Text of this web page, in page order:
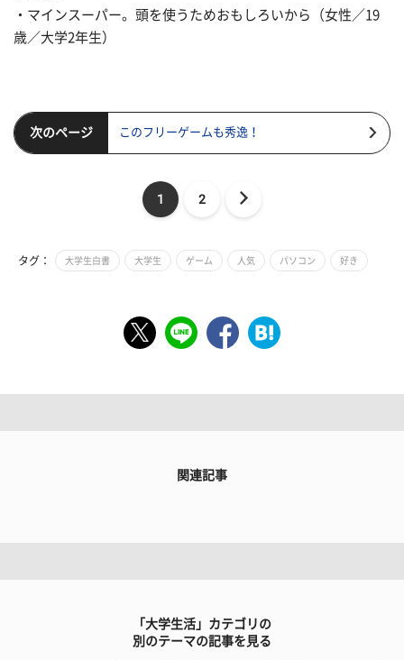
・マインスーパー。頭を使うためおもしろいから（女性／19
歳／大学2年生）
次のページ このフリーゲームも秀逸！
1 2
タグ： 大学生白書 大学生 ゲーム 人気 パソコン 好き
関連記事
「大学生活」カテゴリの
別のテーマの記事を見る